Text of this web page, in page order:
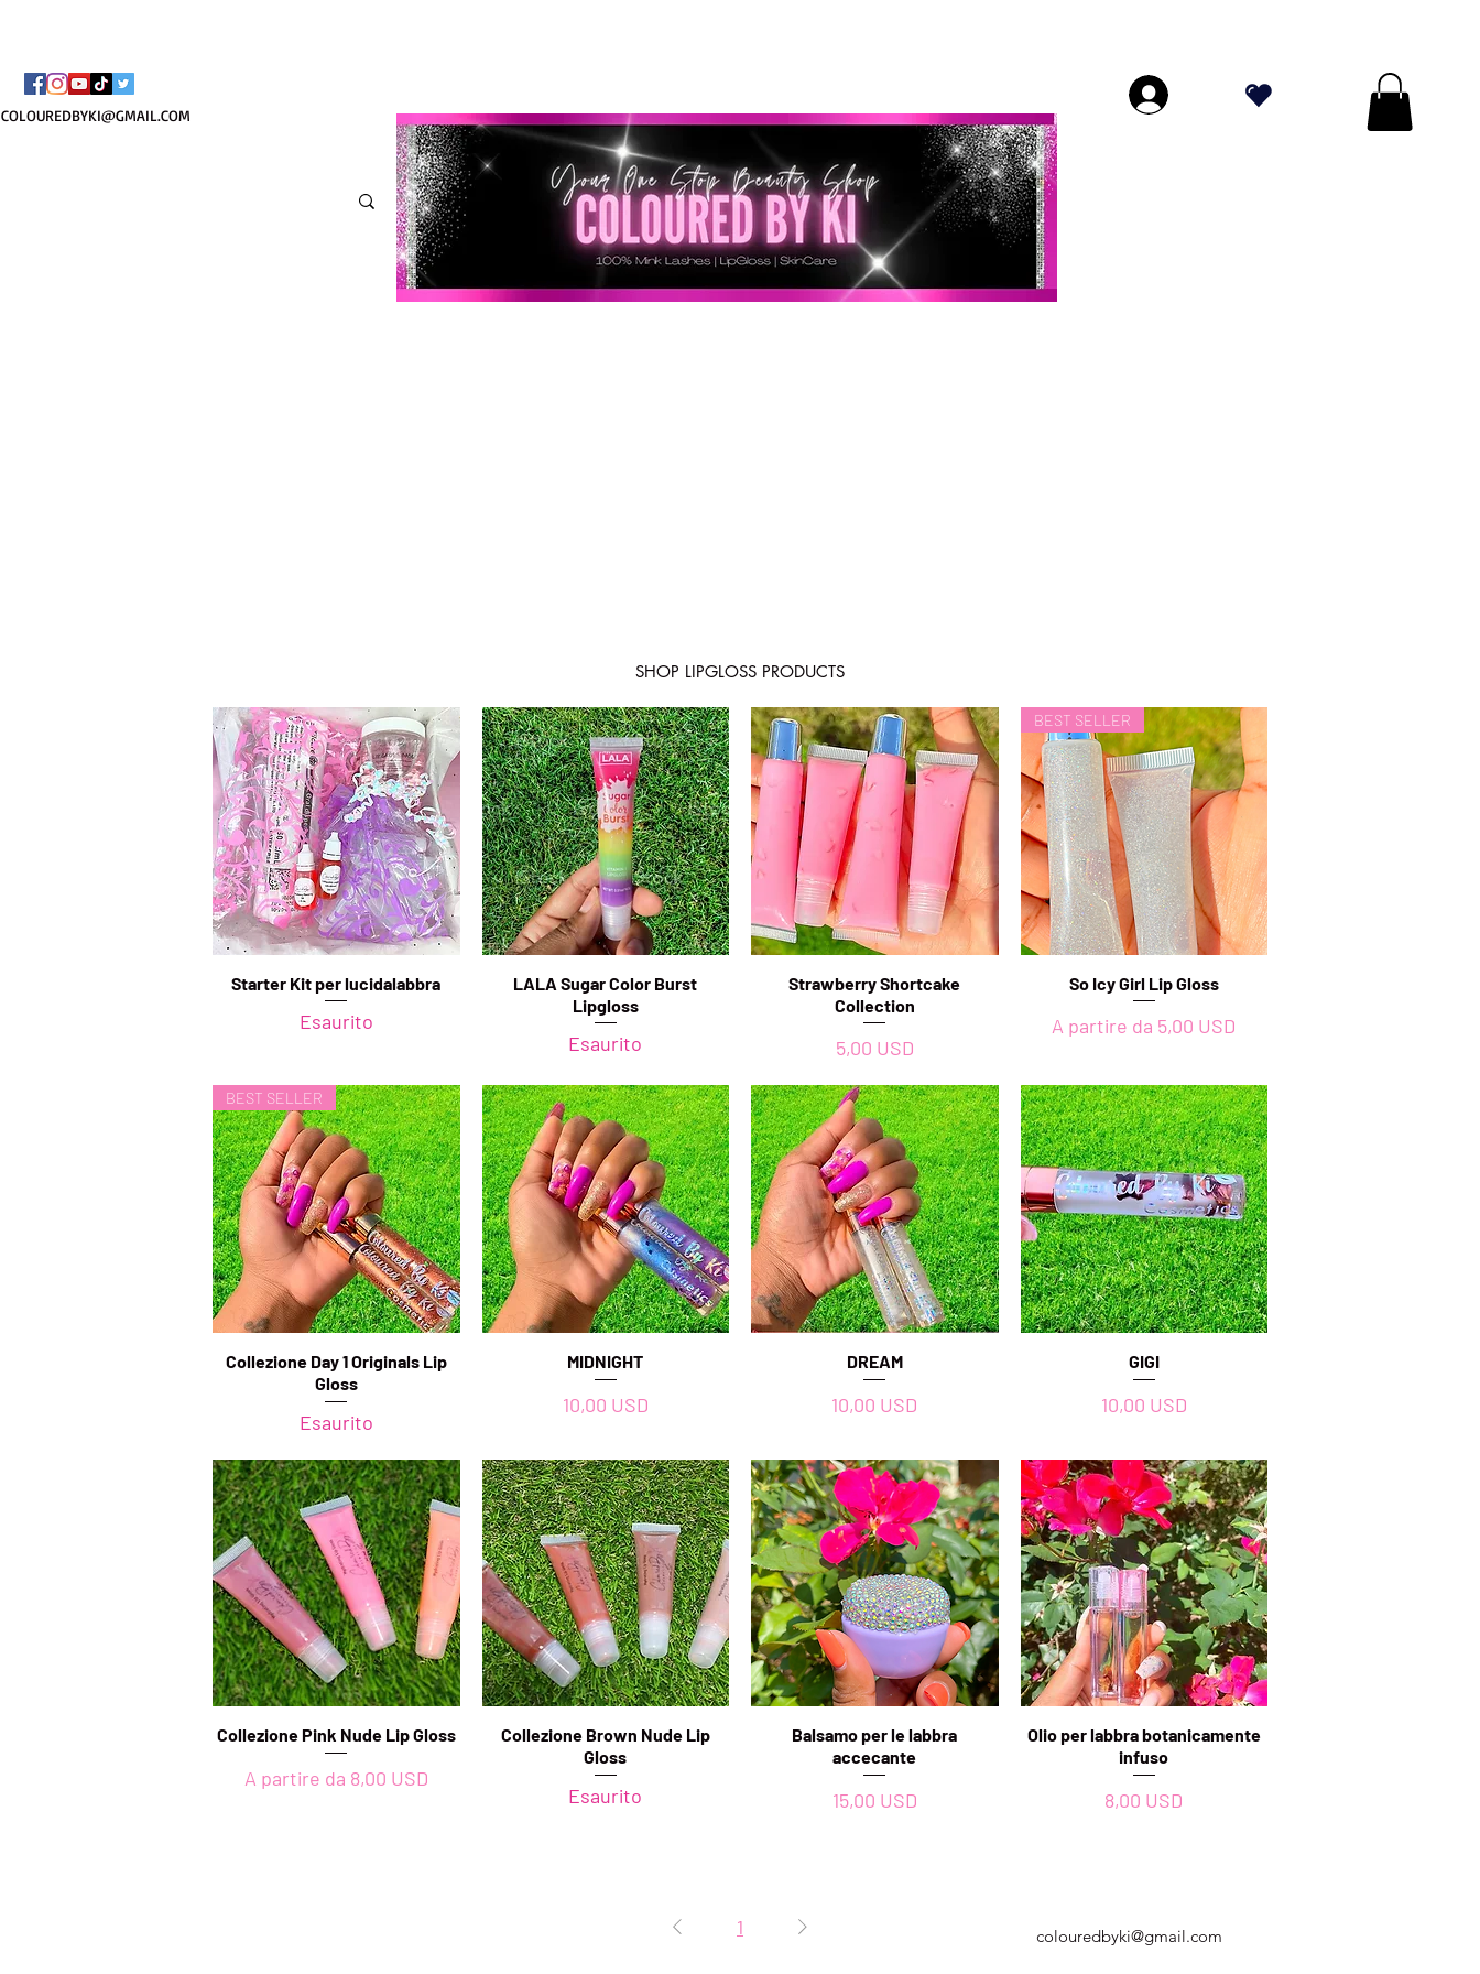
COLOUREDBYKI@GMAIL.COM
SHOP LIPGLOSS PRODUCTS
Vista rapida
Starter Kit per lucidalabbra
Esaurito
Vista rapida
LALA Sugar Color Burst
Lipgloss
Esaurito
Vista rapida
Strawberry Shortcake
Collection
Prezzo
5,00 USD
Vista rapida
BEST SELLER
So Icy Girl Lip Gloss
A partire da 5,00 USD
Prezzo scontato
Vista rapida
BEST SELLER
Collezione Day 1 Originals Lip
Gloss
Esaurito
Vista rapida
MIDNIGHT
Prezzo
10,00 USD
Vista rapida
DREAM
Prezzo
10,00 USD
Vista rapida
GIGI
Prezzo
10,00 USD
Vista rapida
Collezione Pink Nude Lip Gloss
A partire da 8,00 USD
Prezzo scontato
Vista rapida
Collezione Brown Nude Lip
Gloss
Esaurito
Vista rapida
Balsamo per le labbra
accecante
Prezzo
15,00 USD
Vista rapida
Olio per labbra botanicamente
infuso
Prezzo
8,00 USD
1
colouredbyki@gmail.com